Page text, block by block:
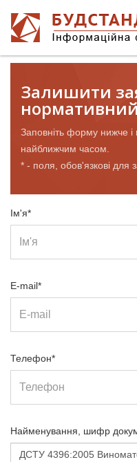
Залишити
Заповніть форму нижче
найближчим часом.
* - поля, обов'язкові для
Ім'я*
E-mail*
Телефон*
Найменування, шифр